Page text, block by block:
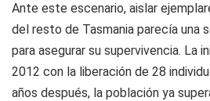
Ante este escenario, aislar
del resto de Tasmania parecía una
para asegurar su supervivencia. La
2012 con la liberación de 28
años después, la población ya